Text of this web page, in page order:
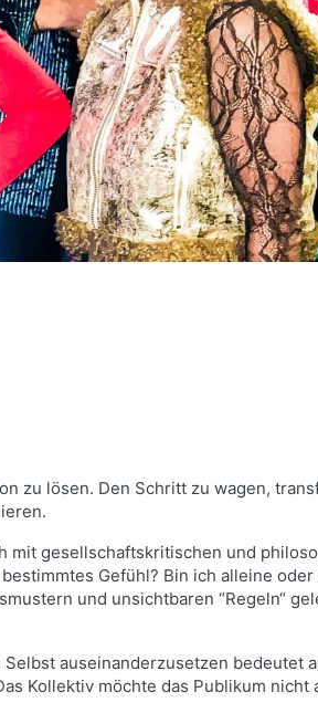
zu lösen. Den Schritt zu wagen,
mit gesellschaftskritischen und
Gefühl? Bin ich alleine
und unsichtbaren “Regeln“
auseinanderzusetzen bedeutet
Kollektiv möchte das Publikum